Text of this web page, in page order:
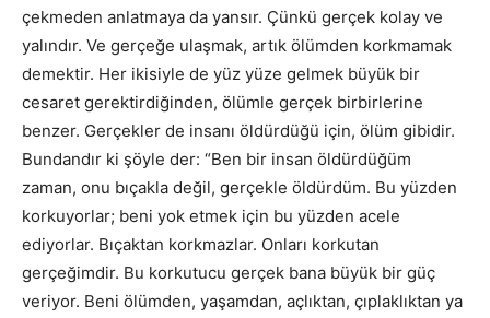
çekmeden anlatmaya da yansır. Çünkü gerçek kolay ve
yalındır. Ve gerçeğe ulaşmak, artık ölümden korkmamak
demektir. Her ikisiyle de yüz yüze gelmek büyük bir
cesaret gerektirdiğinden, ölümle gerçek birbirlerine
benzer. Gerçekler de insanı öldürdüğü için, ölüm gibidir.
Bundandır ki şöyle der: “Ben bir insan öldürdüğüm
zaman, onu bıçakla değil, gerçekle öldürdüm. Bu yüzden
korkuyorlar; beni yok etmek için bu yüzden acele
ediyorlar. Bıçaktan korkmazlar. Onları korkutan
gerçeğimdir. Bu korkutucu gerçek bana büyük bir güç
veriyor. Beni ölümden, yaşamdan, açlıktan, çıplaklıktan ya